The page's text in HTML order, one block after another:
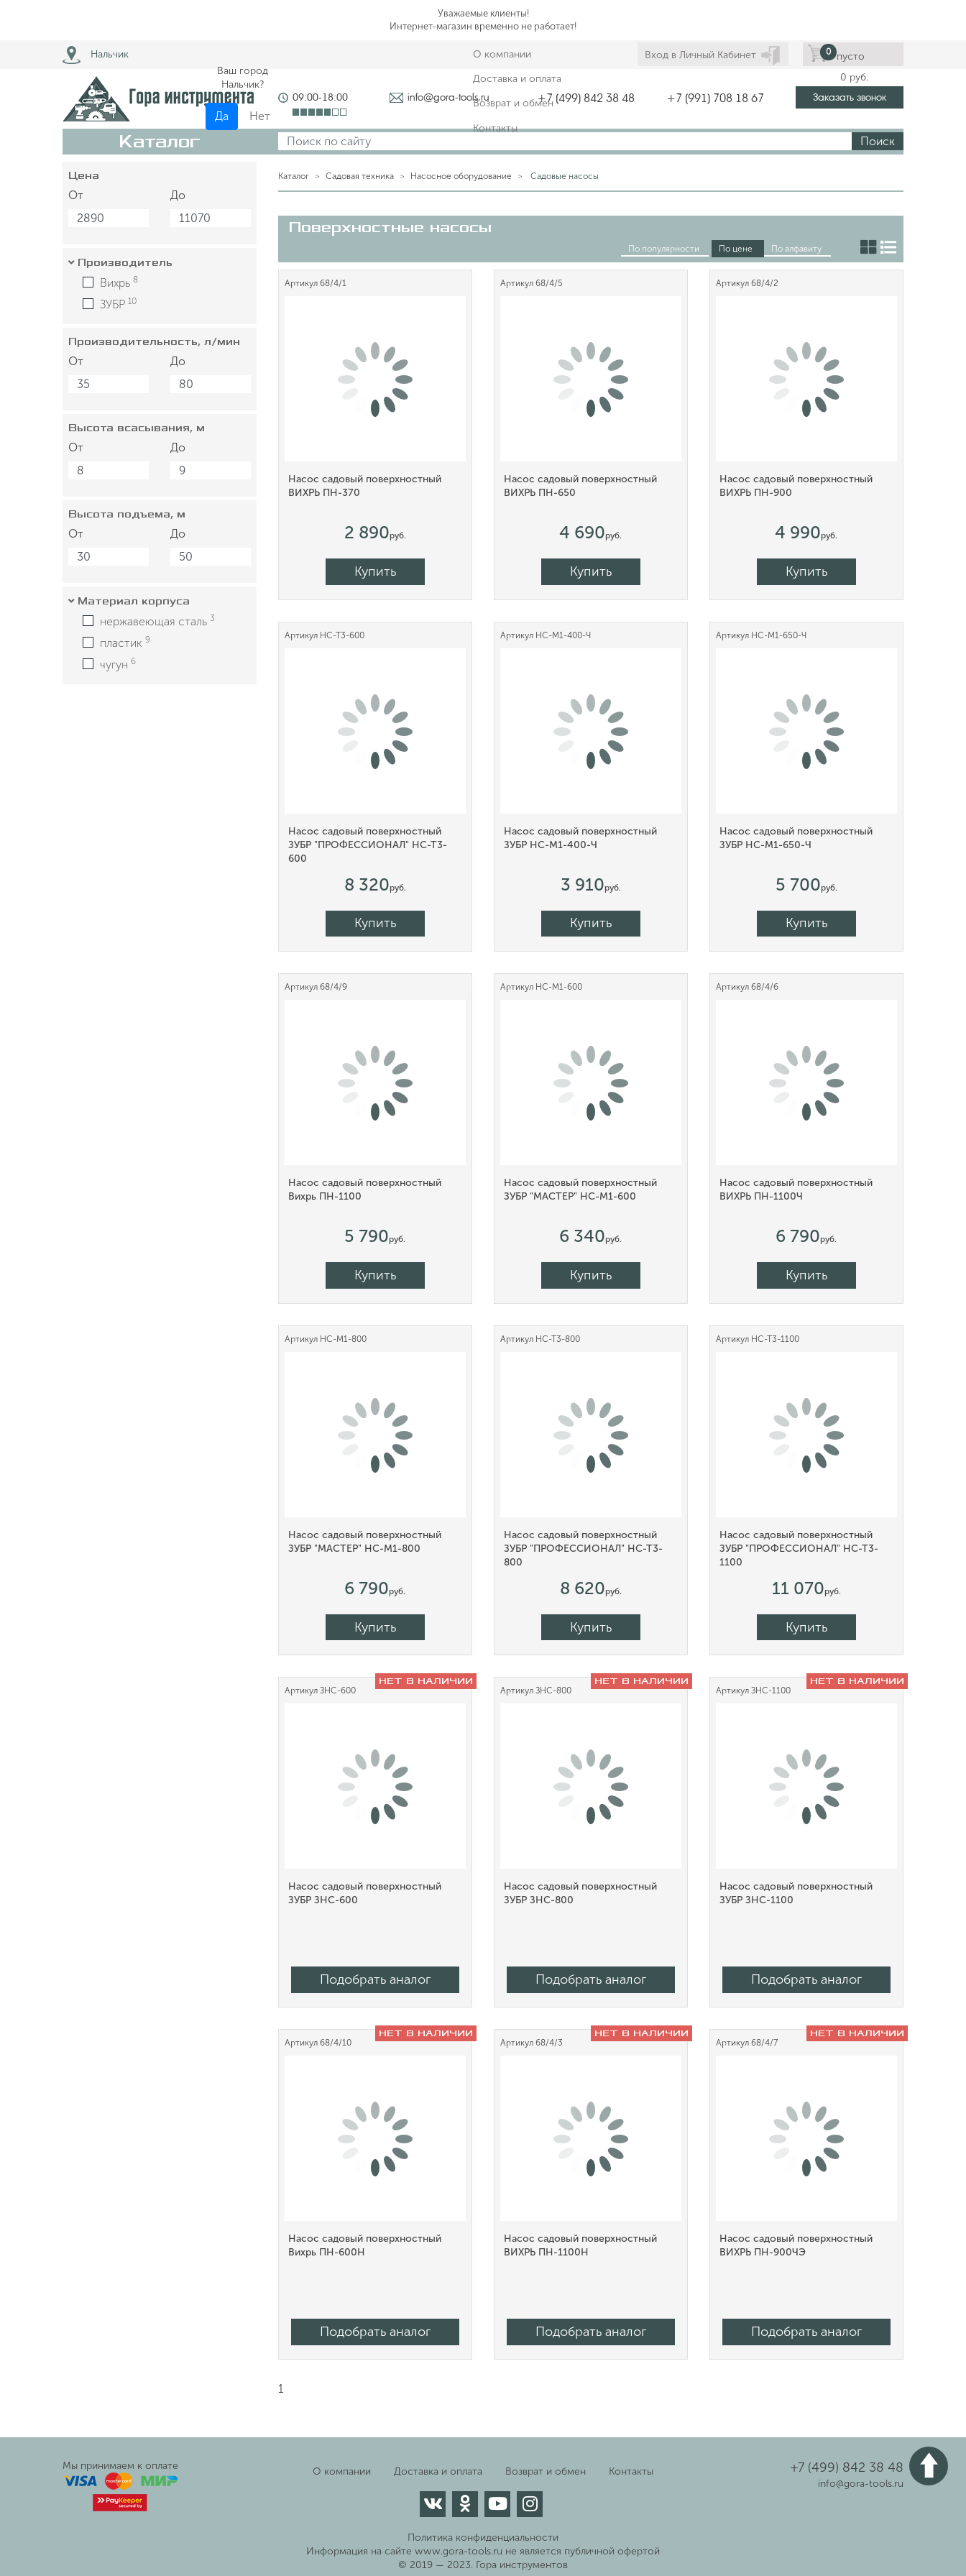
Уважаемые клиенты!
Интернет-магазин временно не работает!
Нальчик
Ваш город
Нальчик?
Да Нет
О компании
Доставка и оплата
Возврат и обмен
Контакты
Вход в Личный Кабинет пусто
0
0 руб.
09:00-18:00 info@gora-tools.ru +7 (499) 842 38 48 +7 (991) 708 18 67 Заказать звонок
Каталог Поиск
Цена
От До
Производитель
Вихрь 8
ЗУБР 10
Производительность, л/мин
От До
Высота всасывания, м
От До
Высота подъема, м
От До
Материал корпуса
нержавеющая сталь 3
пластик 9
чугун 6
Каталог Садовая техника Насосное оборудование Садовые насосы
Поверхностные насосы
По популярности По цене По алфавиту
Артикул 68/4/1
Насос садовый поверхностный
ВИХРЬ ПН-370
2 890руб.
Купить
Артикул68/4/5
Насос садовый поверхностный
ВИХРЬ ПН-650
4 690руб.
Купить
Артикул68/4/2
Насос садовый поверхностный
ВИХРЬ ПН-900
4 990руб.
Купить
Артикул НС-Т3-600
Насос садовый поверхностный
ЗУБР "ПРОФЕССИОНАЛ" НС-Т3-
600
8 320руб.
Купить
АртикулНС-М1-400-Ч
Насос садовый поверхностный
ЗУБР НС-М1-400-Ч
3 910руб.
Купить
АртикулНС-М1-650-Ч
Насос садовый поверхностный
ЗУБР НС-М1-650-Ч
5 700руб.
Купить
Артикул 68/4/9
Насос садовый поверхностный
Вихрь ПН-1100
5 790руб.
Купить
АртикулНС-М1-600
Насос садовый поверхностный
ЗУБР "МАСТЕР" НС-М1-600
6 340руб.
Купить
Артикул68/4/6
Насос садовый поверхностный
ВИХРЬ ПН-1100Ч
6 790руб.
Купить
Артикул НС-М1-800
Насос садовый поверхностный
ЗУБР "МАСТЕР" НС-М1-800
6 790руб.
Купить
АртикулНС-Т3-800
Насос садовый поверхностный
ЗУБР "ПРОФЕССИОНАЛ" НС-Т3-
800
8 620руб.
Купить
АртикулНС-Т3-1100
Насос садовый поверхностный
ЗУБР "ПРОФЕССИОНАЛ" НС-Т3-
1100
11 070руб.
Купить
НЕТ В НАЛИЧИИ
Артикул ЗНС-600
Насос садовый поверхностный
ЗУБР ЗНС-600
Подобрать аналог
НЕТ В НАЛИЧИИ
АртикулЗНС-800
Насос садовый поверхностный
ЗУБР ЗНС-800
Подобрать аналог
НЕТ В НАЛИЧИИ
АртикулЗНС-1100
Насос садовый поверхностный
ЗУБР ЗНС-1100
Подобрать аналог
НЕТ В НАЛИЧИИ
Артикул 68/4/10
Насос садовый поверхностный
Вихрь ПН-600Н
Подобрать аналог
НЕТ В НАЛИЧИИ
Артикул68/4/3
Насос садовый поверхностный
ВИХРЬ ПН-1100Н
Подобрать аналог
НЕТ В НАЛИЧИИ
Артикул68/4/7
Насос садовый поверхностный
ВИХРЬ ПН-900ЧЭ
Подобрать аналог
1
Мы принимаем к оплате О компании Доставка и оплата Возврат и обмен Контакты
Политика конфиденциальности
Информация на сайте www.gora-tools.ru не является публичной офертой
© 2019 — 2023. Гора инструментов
+7 (499) 842 38 48
info@gora-tools.ru